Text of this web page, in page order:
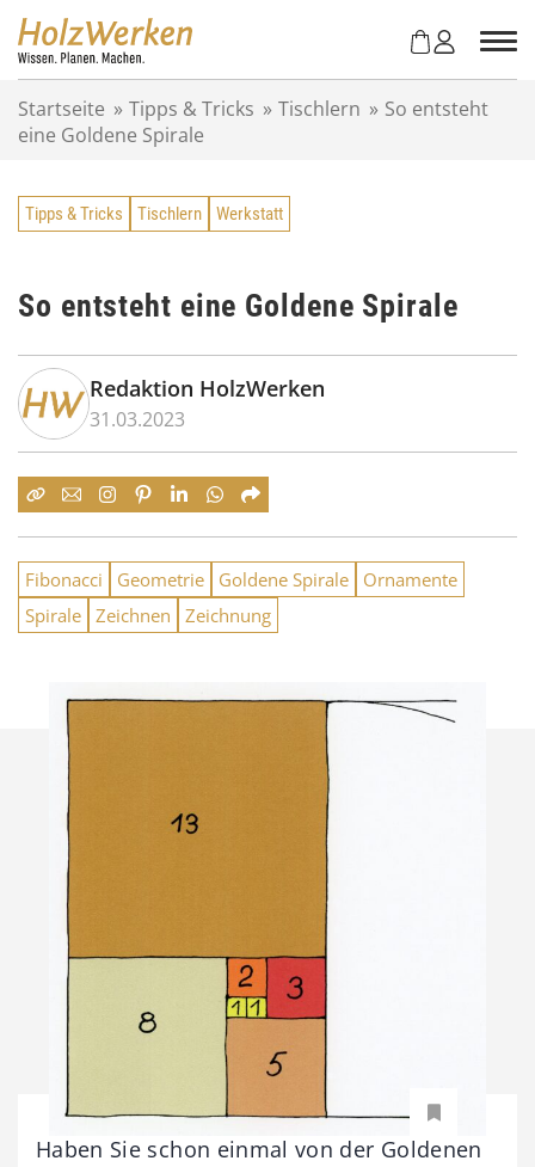
Startseite » Tipps & Tricks » Tischlern » So entsteht
eine Goldene Spirale
Tipps & Tricks Tischlern Werkstatt
So entsteht eine Goldene Spirale
Redaktion HolzWerken
31.03.2023
Fibonacci Geometrie Goldene Spirale
Ornamente
Spirale Zeichnen Zeichnung
Haben Sie schon einmal von der Goldenen